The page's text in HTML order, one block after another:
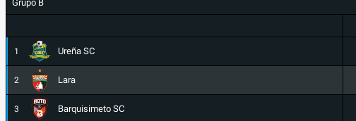
Grupo B
1 Ureña SC
2 Lara
3 Barquisimeto SC